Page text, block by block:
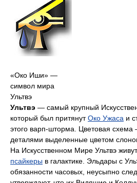
«Око Иши» —
символ мира
Ультвэ
Ультвэ — самый крупный
который был притянутОко Ужаса и
этого варп-шторма. Цветовая
деталями выделенные цветом
На Искусственном Мире Ультвэ
псайкеры в галактике. Эльдары с
обязанности часовых, неусыпно